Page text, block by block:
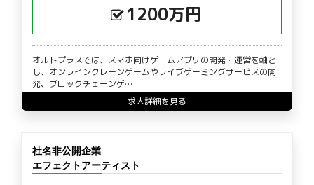
1200万円
オルトプラスでは、スマホ向けゲームアプリの開発・運営を軸と
し、オンラインクレーンゲームやライブゲーミングサービスの開
発、ブロックチェーンゲ…
求人詳細を見る
社名非公開企業
エフェクトアーティスト